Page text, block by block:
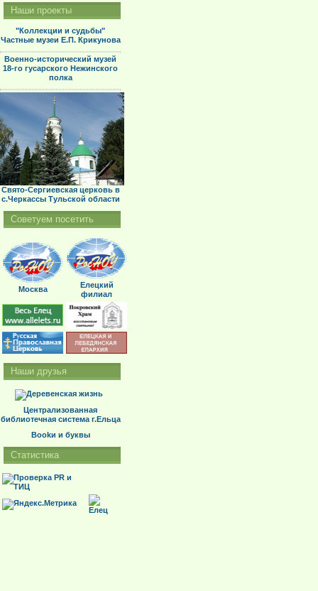
Наши проекты
"Коллекции и судьбы"
Частные музеи Е.П. Крикунова
Военно-исторический музей
18-го гусарского Нежинского
полка
Свято-Сергиевская церковь в
с.Черкассы Тульской области
Советуем посетить
Москва
Елецкий
филиал
Наши друзья
Централизованная
библиотечная система г.Ельца
Bookи и буквы
Статистика